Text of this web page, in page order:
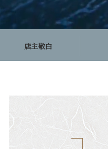
店主敬白